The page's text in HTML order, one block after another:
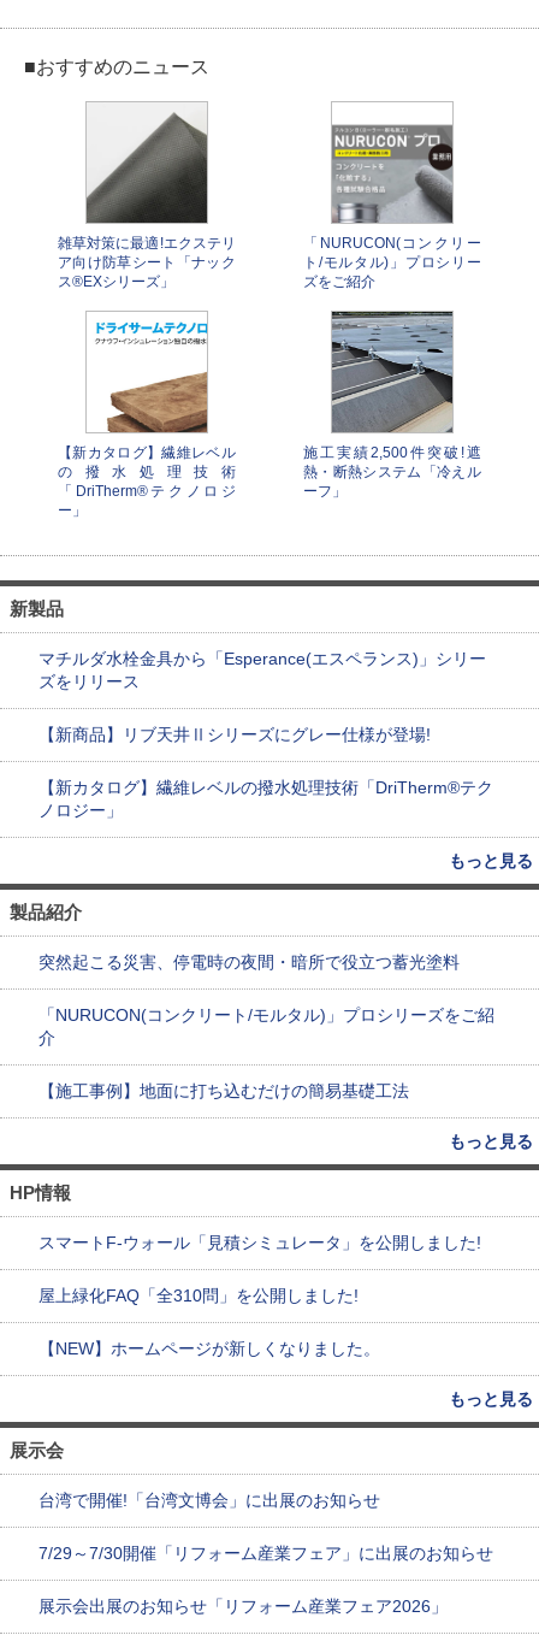
■おすすめのニュース
雑草対策に最適!エクステリ
ア向け防草シート「ナック
ス®︎EXシリーズ」
「NURUCON(コンクリー
ト/モルタル)」プロシリー
ズをご紹介
【新カタログ】繊維レベル
の撥水処理技術
「DriTherm®テクノロジ
ー」
施工実績2,500件突破!遮
熱・断熱システム「冷えル
ーフ」
新製品
マチルダ水栓金具から「Esperance(エスペランス)」シリー
ズをリリース
【新商品】リブ天井Ⅱシリーズにグレー仕様が登場!
【新カタログ】繊維レベルの撥水処理技術「DriTherm®テク
ノロジー」
もっと見る
製品紹介
突然起こる災害、停電時の夜間・暗所で役立つ蓄光塗料
「NURUCON(コンクリート/モルタル)」プロシリーズをご紹
介
【施工事例】地面に打ち込むだけの簡易基礎工法
もっと見る
HP情報
スマートF-ウォール「見積シミュレータ」を公開しました!
屋上緑化FAQ「全310問」を公開しました!
【NEW】ホームページが新しくなりました。
もっと見る
展示会
台湾で開催!「台湾文博会」に出展のお知らせ
7/29～7/30開催「リフォーム産業フェア」に出展のお知らせ
展示会出展のお知らせ「リフォーム産業フェア2026」